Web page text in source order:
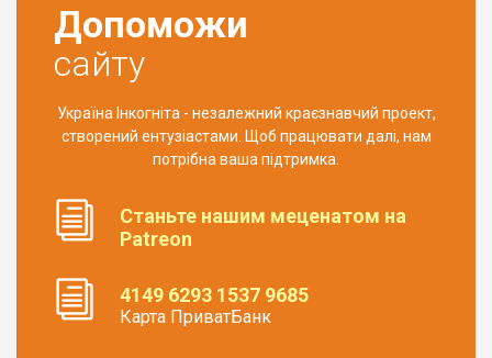
Допоможи
сайту
Україна Інкогніта - незалежний краєзнавчий проект,
створений ентузіастами. Щоб працювати далі, нам
потрібна ваша підтримка.
Станьте нашим меценатом на
Patreon
4149 6293 1537 9685
Карта ПриватБанк